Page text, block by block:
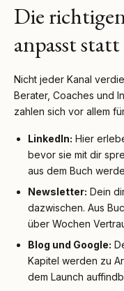
Die
anpasst
Nicht jeder Kanal
Berater, Coaches und
zahlen sich vor allem
LinkedIn: Hier
bevor sie mit dir
aus dem Buch
Newsletter: Dein
dazwischen. Aus
über Wochen
Blog und Google:
Kapitel werden zu
dem Launch